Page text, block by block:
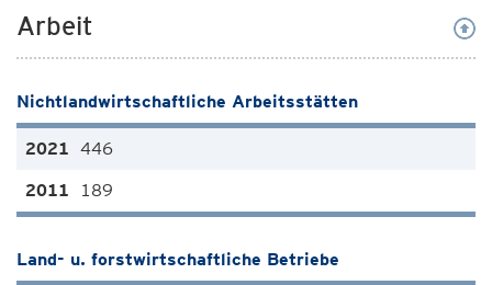
Arbeit
Nichtlandwirtschaftliche Arbeitsstätten
446
189
Land- u. forstwirtschaftliche Betriebe